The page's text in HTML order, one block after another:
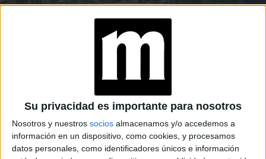
Su privacidad es importante para nosotros
Nosotros y nuestros socios almacenamos y/o accedemos a
información en un dispositivo, como cookies, y procesamos
datos personales, como identificadores únicos e información
De Corrientes al mundo: el
hotel recomendado por la
Guía Michelin que redefine el
lujo argentino